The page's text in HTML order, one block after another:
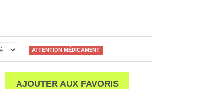
ATTENTION MÉDICAMENT
AJOUTER AUX FAVORIS